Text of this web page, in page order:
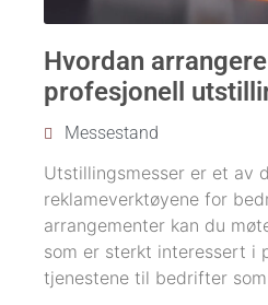
Hvordan
profesjonell
Messestand
Utstillingsmesser er et av
reklameverktøyene for
arrangementer kan du
som er sterkt interessert i
tjenestene til bedrifter